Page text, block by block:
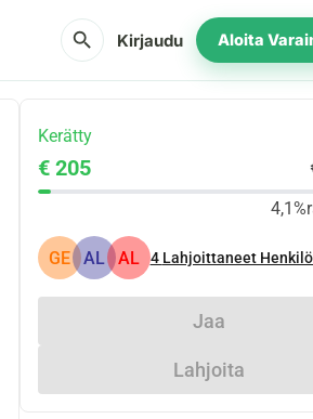
search Kirjaudu Aloita
Kerätty
€ 205
4,1%
GE AL AL 4 Lahjoittaneet
Jaa
Lahjoita